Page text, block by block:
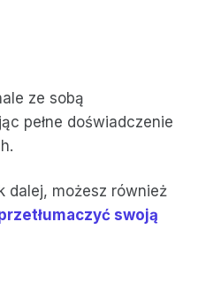
ze sobą
pełne doświadczenie
dalej, możesz również
swoją